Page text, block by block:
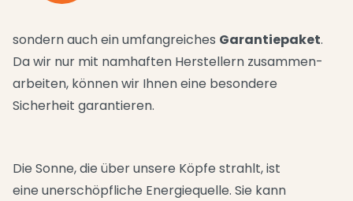
sondern auch ein umfangreiches Garantiepaket.
Da wir nur mit namhaften Herstellern zusammen­
arbeiten, können wir Ihnen eine besondere
Sicherheit garantieren.
Die Sonne, die über unsere Köpfe strahlt, ist
eine unerschöpfliche Energiequelle. Sie kann